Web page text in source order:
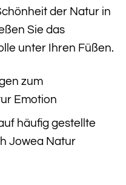
der Natur in
Sie das
unter Ihren Füßen.
zum
Emotion
häufig gestellte
Jowea Natur